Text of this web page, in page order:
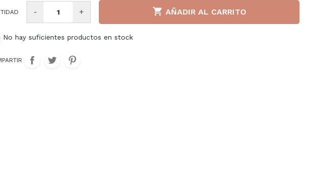
Liberto
Liu jo
Mjus
Olip italia S.P.A
- +  AÑADIR AL CARRITO
No hay suficientes productos en stock